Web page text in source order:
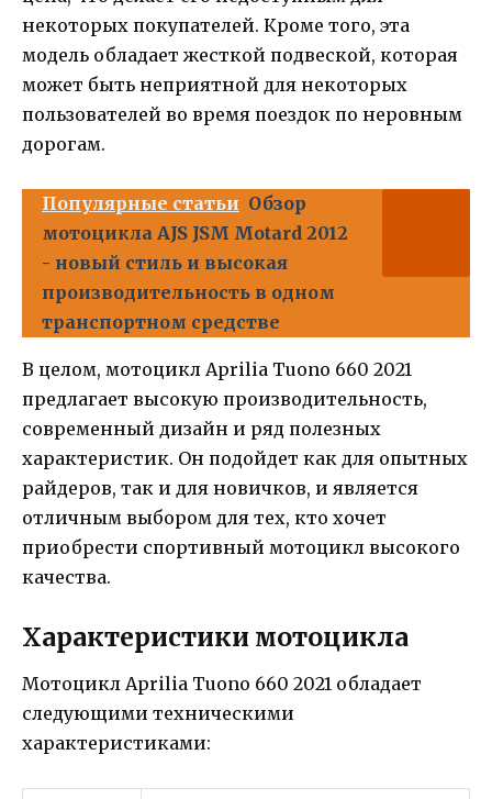
некоторых покупателей. Кроме того, эта
модель обладает жесткой подвеской, которая
может быть неприятной для некоторых
пользователей во время поездок по неровным
дорогам.
Популярные статьи Обзор
мотоцикла AJS JSM Motard 2012
- новый стиль и высокая
производительность в одном
транспортном средстве
В целом, мотоцикл Aprilia Tuono 660 2021
предлагает высокую производительность,
современный дизайн и ряд полезных
характеристик. Он подойдет как для опытных
райдеров, так и для новичков, и является
отличным выбором для тех, кто хочет
приобрести спортивный мотоцикл высокого
качества.
Характеристики мотоцикла
Мотоцикл Aprilia Tuono 660 2021 обладает
следующими техническими
характеристиками: